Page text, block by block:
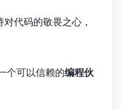
代码的敬畏之心，
个可以信赖的编程伙